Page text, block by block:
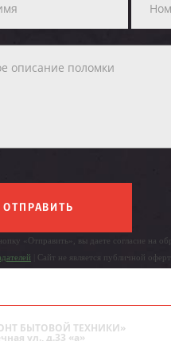
ОТПРАВИТЬ
«Отправить», вы даете согласие на
| Сайт не является публичной
БЫТОВОЙ ТЕХНИКИ»
ул., д.33 «а»